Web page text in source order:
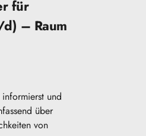
für
– Raum
informierst und
über
von